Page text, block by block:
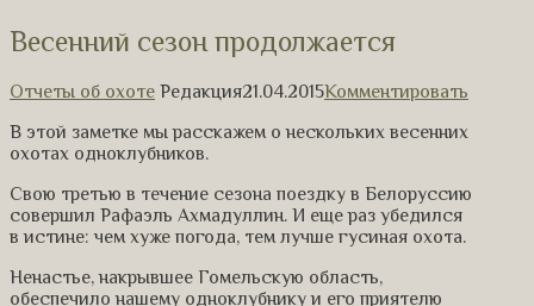
Весенний сезон продолжается
Отчеты об охоте Редакция21.04.2015Комментировать
В этой заметке мы расскажем о нескольких весенних
охотах одноклубников.
Свою третью в течение сезона поездку в Белоруссию
совершил Рафаэль Ахмадуллин. И еще раз убедился
в истине: чем хуже погода, тем лучше гусиная охота.
Ненастье, накрывшее Гомельскую область,
обеспечило нашему одноклубнику и его приятелю